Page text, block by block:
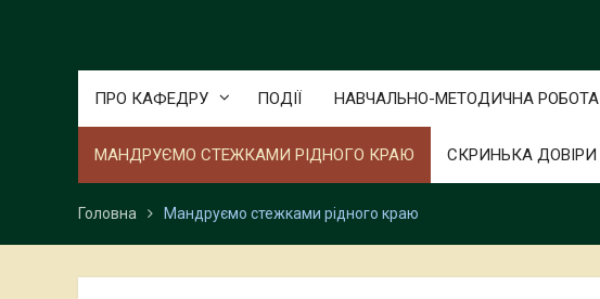
ПРО КАФЕДРУ ПОДІЇ НАВЧАЛЬНО-МЕТОДИЧНА РОБОТА
МАНДРУЄМО СТЕЖКАМИ РІДНОГО КРАЮ СКРИНЬКА ДОВІРИ
Головна Мандруємо стежками рідного краю